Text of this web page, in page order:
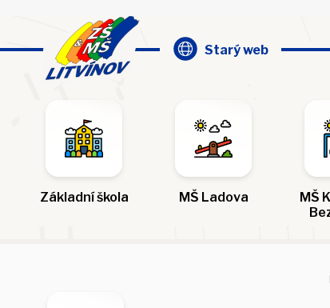
Starý web
Základní škola MŠ Ladova
MŠ